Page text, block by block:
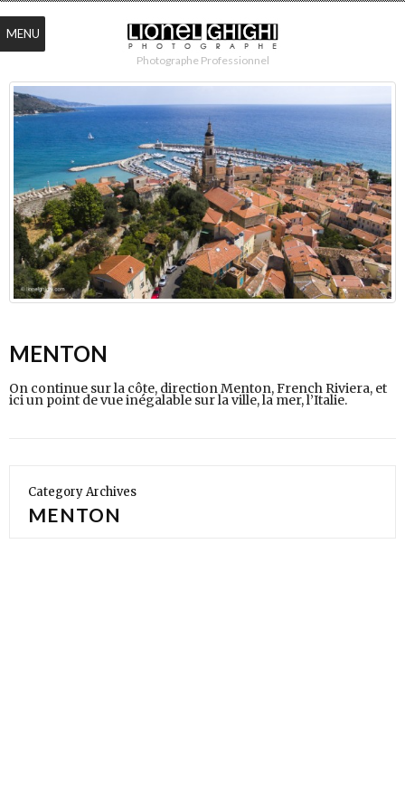
Photographe Professionnel
MENTON
On continue sur la côte, direction Menton, French Riviera, et
ici un point de vue inégalable sur la ville, la mer, l’Italie.
Category Archives
MENTON
MENU